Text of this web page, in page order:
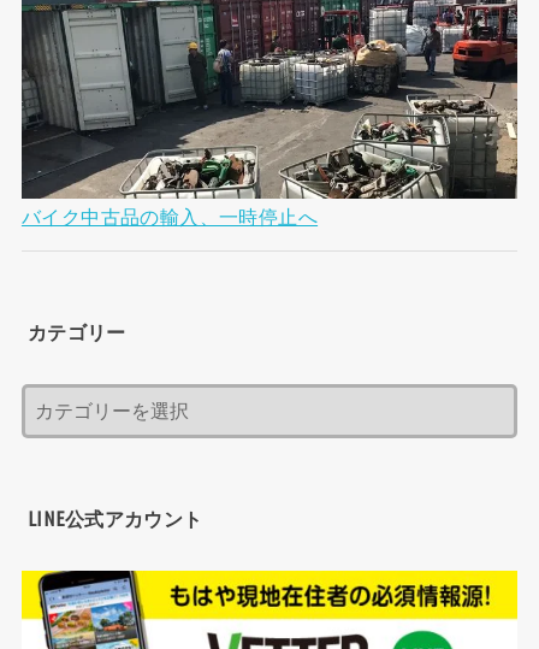
バイク中古品の輸入、一時停止へ
カテゴリー
LINE公式アカウント